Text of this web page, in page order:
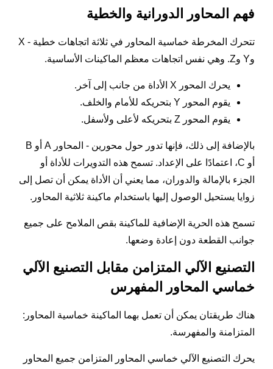
فهم المحاور الدورانية والخطية
تتحرك المخرطة خماسية المحاور في ثلاثة اتجاهات خطية - X
وY وZ. وهي نفس اتجاهات معظم الماكينات الأساسية.
يحرك المحور X الأداة من جانب إلى آخر.
يقوم المحور Y بتحريكه للأمام والخلف.
يقوم المحور Z بتحريكه لأعلى ولأسفل.
بالإضافة إلى ذلك، فإنها تدور حول محورين - المحاور A أو B
أو C، اعتمادًا على الإعداد. تسمح هذه التدويرات للأداة أو
الجزء بالإمالة والدوران، مما يعني أن الأداة يمكن أن تصل إلى
زوايا يستحيل الوصول إليها باستخدام ماكينة ثلاثية المحاور.
تسمح هذه الحرية الإضافية للماكينة بقص الملامح على جميع
جوانب القطعة دون إعادة وضعها.
التصنيع الآلي المتزامن مقابل التصنيع الآلي
خماسي المحاور المفهرس
هناك طريقتان يمكن أن تعمل بهما الماكينة خماسية المحاور:
المتزامنة والمفهرسة.
يحرك التصنيع الآلي خماسي المحاور المتزامن جميع المحاور